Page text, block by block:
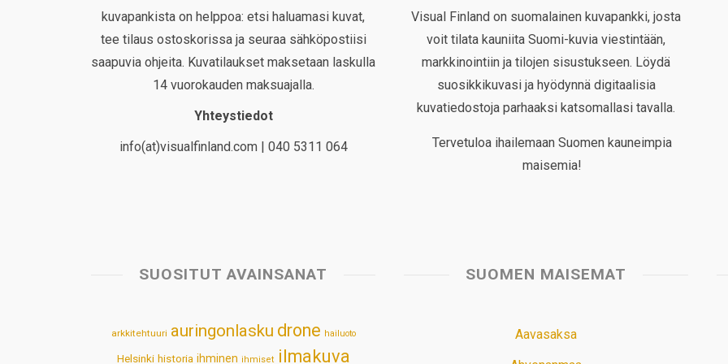
kuvapankista on helppoa: etsi haluamasi kuvat,
tee tilaus ostoskorissa ja seuraa sähköpostiisi
saapuvia ohjeita. Kuvatilaukset maksetaan laskulla
14 vuorokauden maksuajalla.
Yhteystiedot
info(at)visualfinland.com | 040 5311 064
Visual Finland on suomalainen kuvapankki, josta
voit tilata kauniita Suomi-kuvia viestintään,
markkinointiin ja tilojen sisustukseen. Löydä
suosikkikuvasi ja hyödynnä digitaalisia
kuvatiedostoja parhaaksi katsomallasi tavalla.
Tervetuloa ihailemaan Suomen kauneimpia
maisemia!
SUOSITUT AVAINSANAT
arkkitehtuuri auringonlasku drone hailuoto
Helsinki historia ihminen ihmiset ilmakuva
SUOMEN MAISEMAT
Aavasaksa